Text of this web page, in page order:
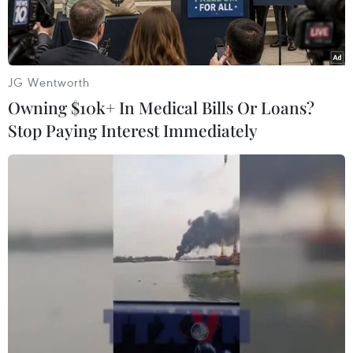
chuyển một số hoạt độngsản xuất động cơ từ
Nhật Bản sang Mỹ do trận
động đấtvừa qua đã
tàn phá nhà máysản xuất trong nước.
hoạt động hết công suất chotới ngày 1/4, thậm
chí một số nhà máy có thể tăng ca do thảm họa
hôm 11/3 gâythiệt hại nặng nề cho nhà máy sản
Hãng cũng đang nghiên cứu khả năng để nhà
máy sản xuất động cơ Dechard ởbang
Tennessee (Mỹ) cung cấp động cơ cho các nhà
Theo các chuyên gia, các nhà máy sản xuất ôtô
JG Wentworth
Owning $10k+ In Medical Bills Or Loans?
Stop Paying Interest Immediately